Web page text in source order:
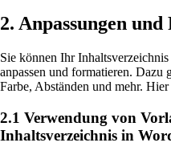
2. Anpassungen
Sie können Ihr
anpassen und formatieren. Dazu
Farbe, Abständen und mehr.
2.1 Verwendung von
Inhaltsverzeichnis in